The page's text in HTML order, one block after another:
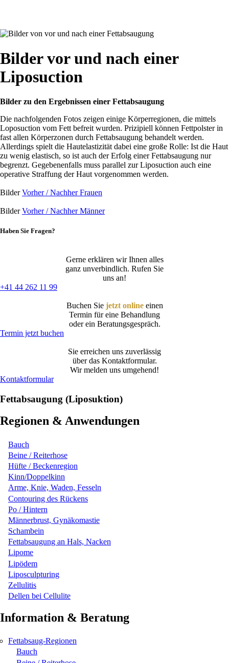
Bilder vor und nach einer
Liposuction
Bilder zu den Ergebnissen einer Fettabsaugung
Die nachfolgenden Fotos zeigen einige Körperregionen, die mittels
Loposuction vom Fett befreit wurden. Prizipiell können Fettpolster in
fast allen Körperzonen durch Fettabsaugung behandelt werden.
Allerdings spielt die Hautelastizität dabei eine große Rolle: Ist die Haut
zu wenig elastisch, so ist auch der Erfolg einer Fettabsaugung nur
begrenzt. Gegebenenfalls muss parallel zur Liposuction auch eine
operative Straffung der Haut vorgenommen werden.
BilderVorher / Nachher Frauen
BilderVorher / Nachher Männer
Haben Sie Fragen?
Gerne erklären wir Ihnen alles
ganz unverbindlich. Rufen Sie
uns an!
+41 44 262 11 99
Buchen Sie jetzt onlineeinen
Termin für eine Behandlung
oder ein Beratungsgespräch.
Termin jetzt buchen
Sie erreichen uns zuverlässig
über das Kontaktformular.
Wir melden uns umgehend!
Kontaktformular
Fettabsaugung (Liposuktion)
Regionen & Anwendungen
Bauch
Beine / Reiterhose
Hüfte / Beckenregion
Kinn/Doppelkinn
Arme, Knie, Waden, Fesseln
Contouring des Rückens
Po / Hintern
Männerbrust, Gynäkomastie
Schambein
Fettabsaugung an Hals, Nacken
Lipome
Lipödem
Liposculpturing
Zellulitis
Dellen bei Cellulite
Information & Beratung
Fettabsaug-Regionen
Bauch